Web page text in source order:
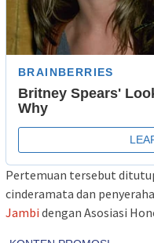
Pertemuan tersebut
cinderamata dan
Jambi dengan Asosiasi